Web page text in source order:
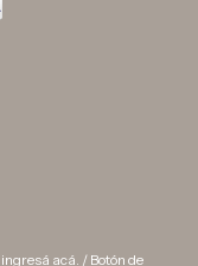
ingresá acá. / Botón de